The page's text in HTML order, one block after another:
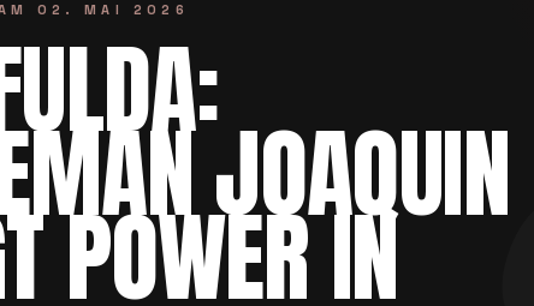
02. MAI 2026
JOAQUIN
POWER IN